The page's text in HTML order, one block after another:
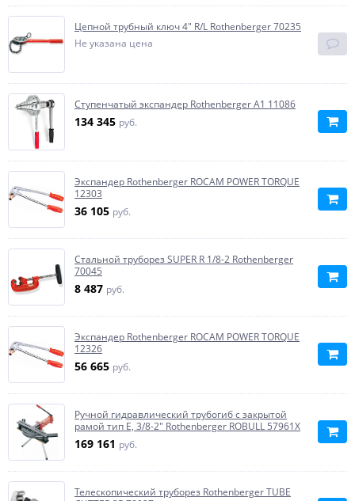
Цепной трубный ключ 4" R/L Rothenberger 70235
Не указана цена
Ступенчатый экспандер Rothenberger A1 11086
134 345 руб.
Экспандер Rothenberger ROCAM POWER TORQUE
12303
36 105 руб.
Стальной труборез SUPER R 1/8-2 Rothenberger
70045
8 487 руб.
Экспандер Rothenberger ROCAM POWER TORQUE
12326
56 665 руб.
Ручной гидравлический трубогиб с закрытой
рамой тип Е, 3/8-2" Rothenberger ROBULL 57961X
169 161 руб.
Телескопический труборез Rothenberger TUBE